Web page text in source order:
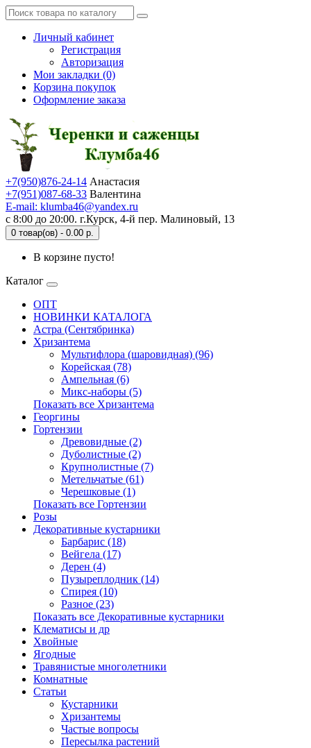
Личный кабинет
Регистрация
Авторизация
Мои закладки (0)
Корзина покупок
Оформление заказа
+7(950)876-24-14 Анастасия
+7(951)087-68-33 Валентина
E-mail: klumba46@yandex.ru
с 8:00 до 20:00. г.Курск, 4-й пер. Малиновый, 13
0 товар(ов) - 0.00 р.
В корзине пусто!
Каталог
ОПТ
НОВИНКИ КАТАЛОГА
Астра (Сентябринка)
Хризантема
Мультифлора (шаровидная) (96)
Корейская (78)
Ампельная (6)
Микс-наборы (5)
Показать все Хризантема
Георгины
Гортензии
Древовидные (2)
Дуболистные (2)
Крупнолистные (7)
Метельчатые (61)
Черешковые (1)
Показать все Гортензии
Розы
Декоративные кустарники
Барбарис (18)
Вейгела (17)
Дерен (4)
Пузыреплодник (14)
Спирея (10)
Разное (23)
Показать все Декоративные кустарники
Клематисы и др
Хвойные
Ягодные
Травянистые многолетники
Комнатные
Статьи
Кустарники
Хризантемы
Частые вопросы
Пересылка растений